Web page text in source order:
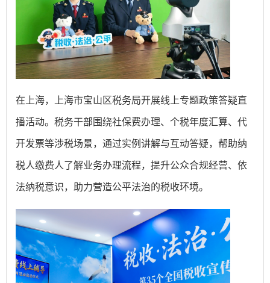
在上海，上海市宝山区税务局开展线上专题政策答疑直
播活动。税务干部围绕社保费办理、个税年度汇算、代
开发票等涉税场景，通过实例讲解与互动答疑，帮助纳
税人缴费人了解业务办理流程，提升公众合规经营、依
法纳税意识，助力营造公平法治的税收环境。